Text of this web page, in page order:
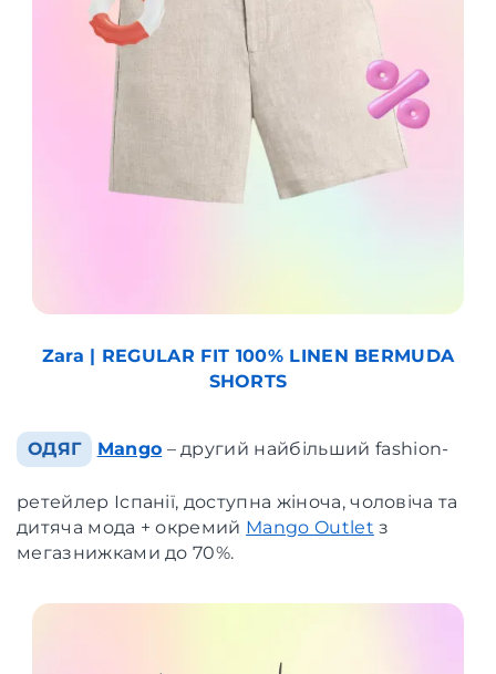
Zara | REGULAR FIT 100% LINEN BERMUDA
SHORTS
ОДЯГ Mango – другий найбільший fashion-
ретейлер Іспанії, доступна жіноча, чоловіча та
дитяча мода + окремий Mango Outlet з
мегазнижками до 70%.